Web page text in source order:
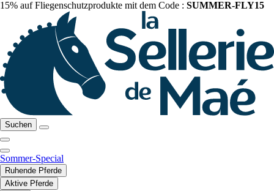
15% auf Fliegenschutzprodukte mit dem Code : SUMMER-FLY15
Suchen
Sommer-Special
Ruhende Pferde
Aktive Pferde